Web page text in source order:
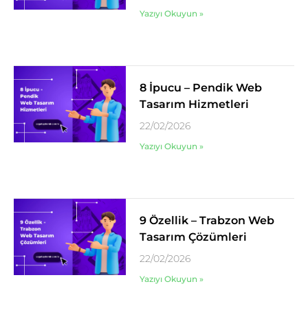
Yazıyı Okuyun »
8 İpucu – Pendik Web
Tasarım Hizmetleri
22/02/2026
Yazıyı Okuyun »
9 Özellik – Trabzon Web
Tasarım Çözümleri
22/02/2026
Yazıyı Okuyun »